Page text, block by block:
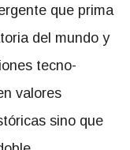
que prima
del mundo y
tecno-
valores
sino que